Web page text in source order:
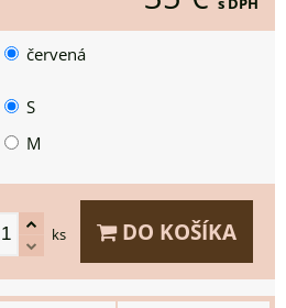
červená
S
M
ks DO KOŠÍKA